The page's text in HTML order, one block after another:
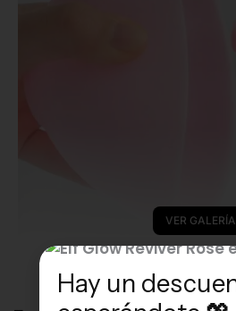
VER GALERÍA
Hay un